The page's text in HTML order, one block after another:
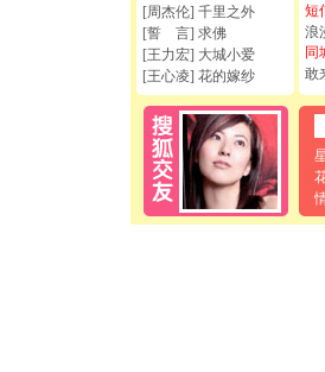
[周杰伦] 千里之外
[誓 言] 求佛
[王力宏] 大城小爱
[王心凌] 花的嫁纱
短
浪
同
敢